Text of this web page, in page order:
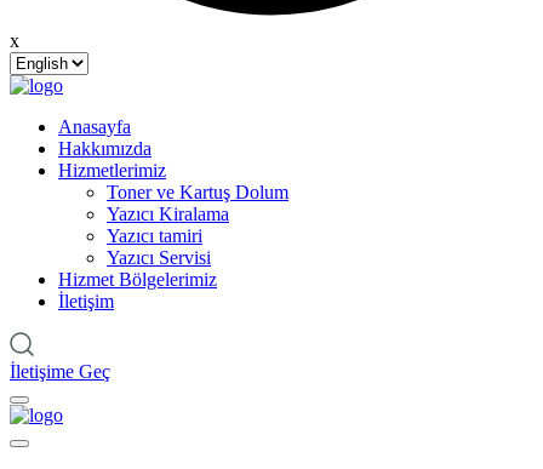
x
Anasayfa
Hakkımızda
Hizmetlerimiz
Toner ve Kartuş Dolum
Yazıcı Kiralama
Yazıcı tamiri
Yazıcı Servisi
Hizmet Bölgelerimiz
İletişim
İletişime Geç